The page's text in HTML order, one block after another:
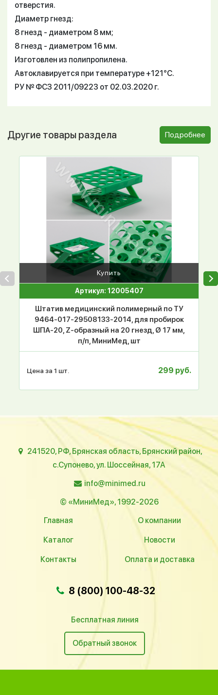
отверстия.
Диаметр гнезд:
8 гнезд - диаметром 8 мм;
8 гнезд - диаметром 16 мм.
Изготовлен из полипропилена.
Автоклавируется при температуре +121°С.
РУ № ФСЗ 2011/09223 от 02.03.2020 г.
Другие товары раздела Подробнее
Купить
Артикул: 12005407
Штатив медицинский полимерный по ТУ
9464-017-29508133-2014, для пробирок
ШПА-20, Z-образный на 20 гнезд, Ø 17 мм,
п/п, МиниМед, шт
Цена за 1 шт. 299 руб.
241520, РФ, Брянская область, Брянский район,
с.Супонево, ул. Шоссейная, 17А
info@minimed.ru
© «МиниМед», 1992-2026
Главная
О компании
Каталог Новости
Контакты Оплата и доставка
8 (800) 100-48-32
Бесплатная линия
Обратный звонок